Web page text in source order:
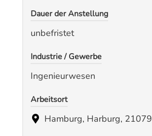
Dauer der Anstellung
unbefristet
Industrie / Gewerbe
Ingenieurwesen
Arbeitsort
Hamburg, Harburg, 21079